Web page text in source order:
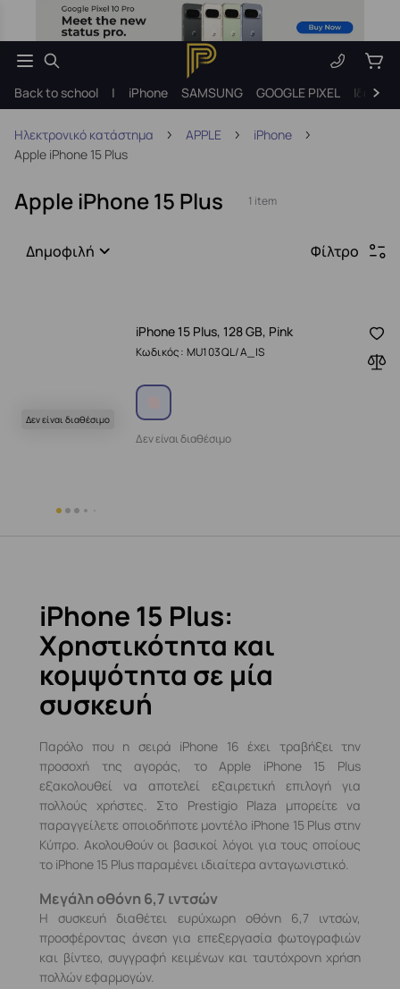
Back to school | iPhone SAMSUNG GOOGLE PIXEL Ιδέες
Ηλεκτρονικό κατάστημα APPLE
iPhone
Apple iPhone 15 Plus
Apple iPhone 15 Plus 1 item
Δημοφιλή Φίλτρο
Δεν είναι διαθέσιμο
iPhone 15 Plus, 128 GB, Pink
Κωδικός: MU103QL/A_IS
Δεν είναι διαθέσιμο
iPhone 15 Plus:
Χρηστικότητα και
κομψότητα σε μία
συσκευή
Παρόλο που η σειρά iPhone 16 έχει τραβήξει την
προσοχή της αγοράς, το Apple iPhone 15 Plus
εξακολουθεί να αποτελεί εξαιρετική επιλογή για
πολλούς χρήστες. Στο Prestigio Plaza μπορείτε να
παραγγείλετε οποιοδήποτε μοντέλο iPhone 15 Plus στην
Κύπρο. Ακολουθούν οι βασικοί λόγοι για τους οποίους
το iPhone 15 Plus παραμένει ιδιαίτερα ανταγωνιστικό.
Μεγάλη οθόνη 6,7 ιντσών
Η συσκευή διαθέτει ευρύχωρη οθόνη 6,7 ιντσών,
προσφέροντας άνεση για επεξεργασία φωτογραφιών
και βίντεο, συγγραφή κειμένων και ταυτόχρονη χρήση
πολλών εφαρμογών.